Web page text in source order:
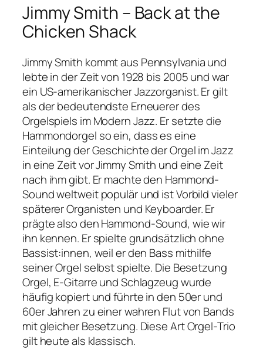
Jimmy Smith – Back at the
Chicken Shack
Jimmy Smith kommt aus Pennsylvania und
lebte in der Zeit von 1928 bis 2005 und war
ein US-amerikanischer Jazzorganist. Er gilt
als der bedeutendste Erneuerer des
Orgelspiels im Modern Jazz. Er setzte die
Hammondorgel so ein, dass es eine
Einteilung der Geschichte der Orgel im Jazz
in eine Zeit vor Jimmy Smith und eine Zeit
nach ihm gibt. Er machte den Hammond-
Sound weltweit populär und ist Vorbild vieler
späterer Organisten und Keyboarder. Er
prägte also den Hammond-Sound, wie wir
ihn kennen. Er spielte grundsätzlich ohne
Bassist:innen, weil er den Bass mithilfe
seiner Orgel selbst spielte. Die Besetzung
Orgel, E-Gitarre und Schlagzeug wurde
häufig kopiert und führte in den 50er und
60er Jahren zu einer wahren Flut von Bands
mit gleicher Besetzung. Diese Art Orgel-Trio
gilt heute als klassisch.